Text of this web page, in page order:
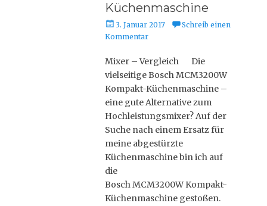
Küchenmaschine
P
o
t
e
d
n
3. Januar 2017
Schreib einen
Kommentar
Mixer – Vergleich Die
vielseitige Bosch MCM3200W
Kompakt-Küchenmaschine –
eine gute Alternative zum
Hochleistungsmixer? Auf der
Suche nach einem Ersatz für
meine abgestürzte
Küchenmaschine bin ich auf
die
Bosch MCM3200W Kompakt-
Küchenmaschine gestoßen.